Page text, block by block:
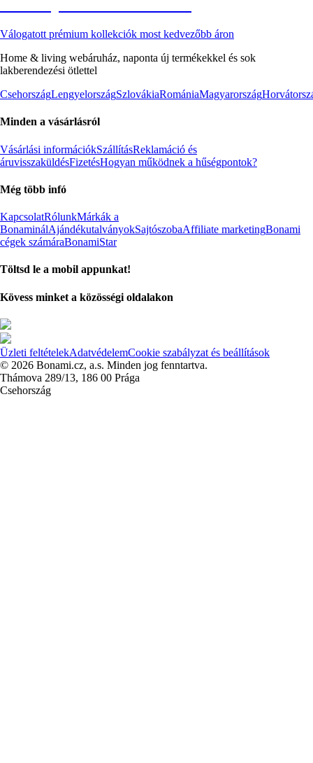
Válogatott prémium kollekciók most kedvezőbb áron
Home & living webáruház, naponta új termékekkel és sok
lakberendezési ötlettel
CsehországLengyelországSzlovákiaRomániaMagyarország
Minden a vásárlásról
Vásárlási információkSzállításReklamáció és
áruvisszaküldésFizetésHogyan működnek a hűségpontok?
Még több infó
KapcsolatRólunkMárkák a
BonaminálAjándékutalványokSajtószobaAffiliate marketingBonami
cégek számáraBonamiStar
Töltsd le a mobil appunkat!
Kövess minket a közösségi oldalakon
Üzleti feltételekAdatvédelemCookie szabályzat és beállítások
© 2026 Bonami.cz, a.s. Minden jog fenntartva.
Thámova 289/13, 186 00 Prága
Csehország